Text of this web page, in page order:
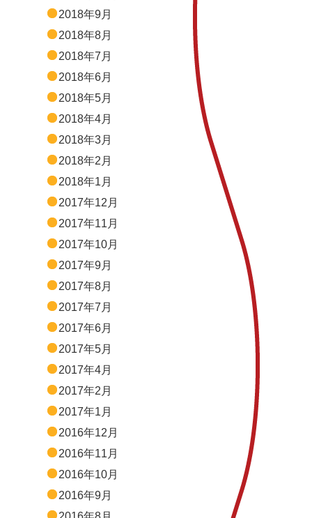
2018年9月
2018年8月
2018年7月
2018年6月
2018年5月
2018年4月
2018年3月
2018年2月
2018年1月
2017年12月
2017年11月
2017年10月
2017年9月
2017年8月
2017年7月
2017年6月
2017年5月
2017年4月
2017年2月
2017年1月
2016年12月
2016年11月
2016年10月
2016年9月